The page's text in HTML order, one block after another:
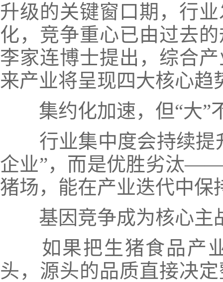
升级的关键窗口期，行
化，竞争重心已由过去
李家连博士提出，综合
来产业将呈现四大核心趋
集约化加速，但“大”
行业集中度会持续提
企业”，而是优胜劣汰
猪场，能在产业迭代中保
基因竞争成为核心主
如果把生猪食品产业
头，源头的品质直接决